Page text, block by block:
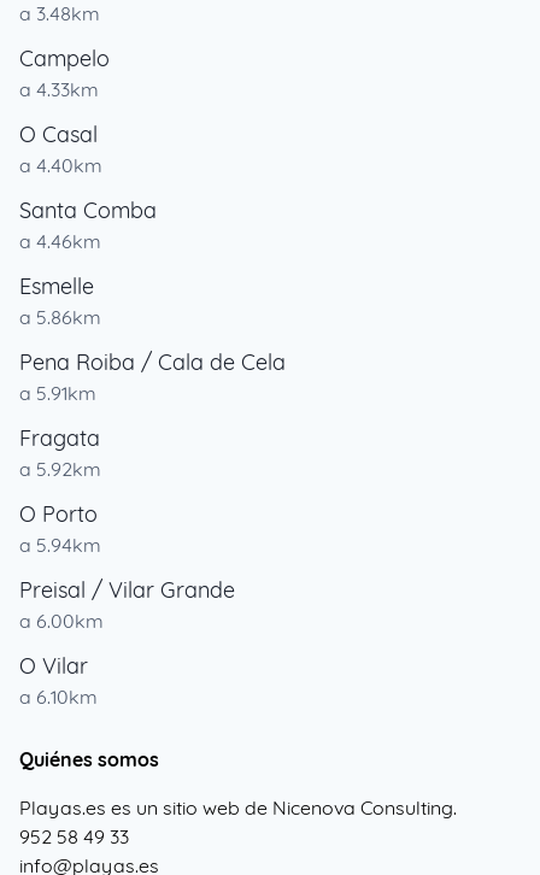
a 3.48km
Campelo
a 4.33km
O Casal
a 4.40km
Santa Comba
a 4.46km
Esmelle
a 5.86km
Pena Roiba / Cala de Cela
a 5.91km
Fragata
a 5.92km
O Porto
a 5.94km
Preisal / Vilar Grande
a 6.00km
O Vilar
a 6.10km
Quiénes somos
Playas.es es un sitio web de Nicenova Consulting.
952 58 49 33
info@playas.es